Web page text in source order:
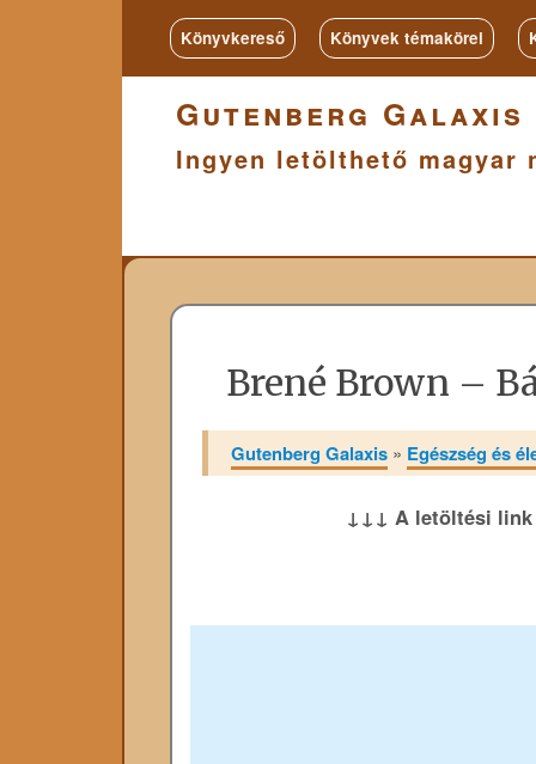
Könyvkereső Könyvek témakörei
Gutenberg Galaxis
Ingyen letölthető magyar
Brené Brown –
Gutenberg Galaxis » Egészség és
↓↓↓ A letöltési